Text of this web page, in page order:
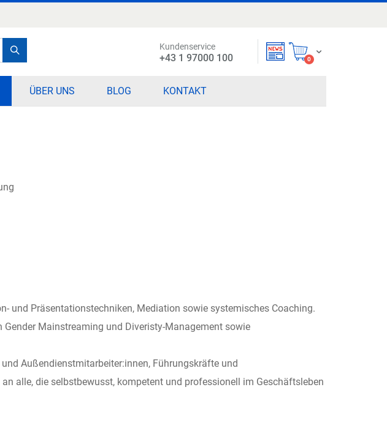
Mein Warenkorb
0items
Kundenservice
+43 1 97000 100
ÜBER UNS BLOG KONTAKT
und Präsentationstechniken, Mediation sowie systemisches Coaching.
Mainstreaming und Diveristy-Management sowie
Außendienstmitarbeiter:innen, Führungskräfte und
alle, die selbstbewusst, kompetent und professionell im Geschäftsleben